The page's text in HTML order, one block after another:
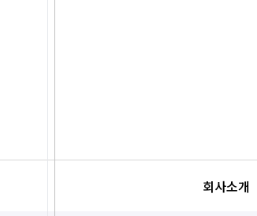
회사소개